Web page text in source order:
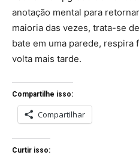
anotação mental para
maioria das vezes, trata-se
bate em uma parede, respira
volta mais tarde.
Compartilhe isso:
Compartilhar
Curtir isso: